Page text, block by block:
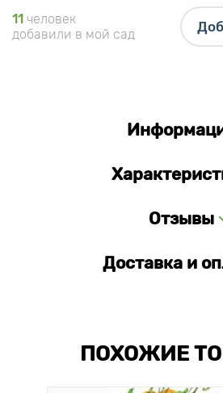
11 человек
добавили в мой сад
Отзывы
Доставка и
ПОХОЖИЕ